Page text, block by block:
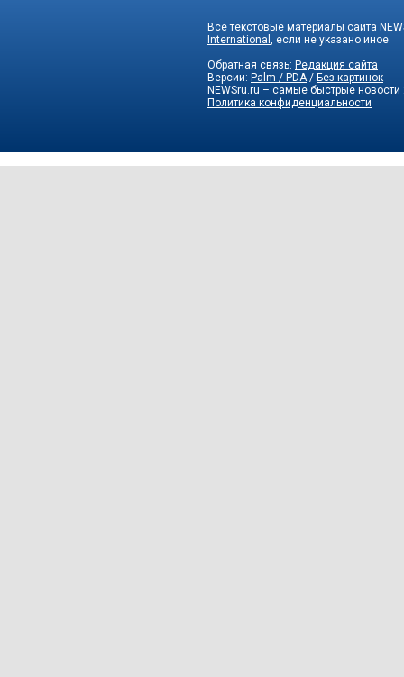
Все текстовые материалы сайта
International
, если не указано иное.
Обратная связь: Редакция сайта
Версии: Palm / PDA / Без картинок
NEWSru.ru – самые быстрые новости
Политика конфиденциальности